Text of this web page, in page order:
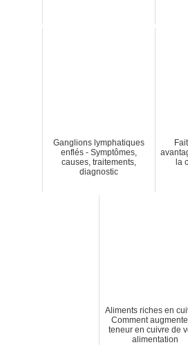
Ganglions lymphatiques
enflés - Symptômes,
causes, traitements,
diagnostic
la
Aliments riches en
Comment
teneur en cuivre de
alimentation